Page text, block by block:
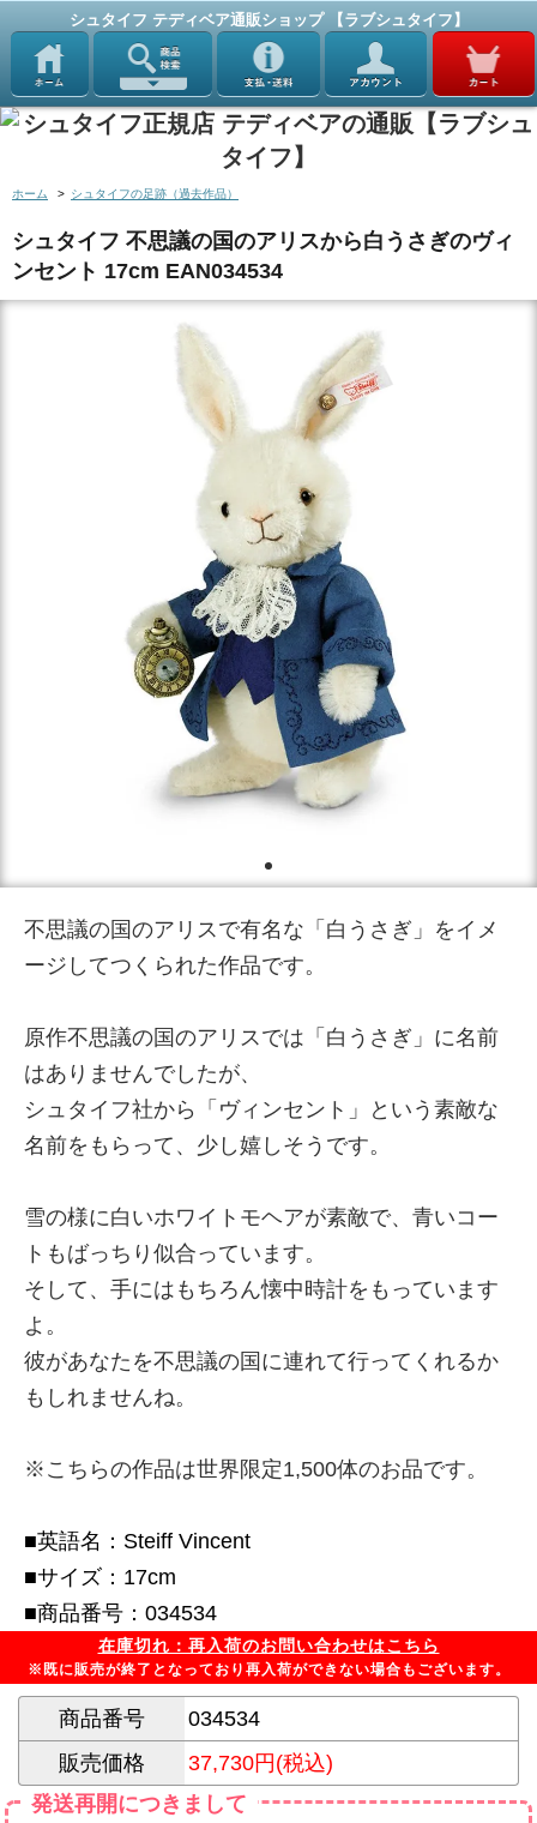
シュタイフ テディベア通販ショップ 【ラブシュタイフ】
ホーム > シュタイフの足跡（過去作品）
シュタイフ 不思議の国のアリスから白うさぎのヴィ
ンセント 17cm EAN034534
不思議の国のアリスで有名な「白うさぎ」をイメ
ージしてつくられた作品です。
原作不思議の国のアリスでは「白うさぎ」に名前
はありませんでしたが、
シュタイフ社から「ヴィンセント」という素敵な
名前をもらって、少し嬉しそうです。
雪の様に白いホワイトモヘアが素敵で、青いコー
トもばっちり似合っています。
そして、手にはもちろん懐中時計をもっています
よ。
彼があなたを不思議の国に連れて行ってくれるか
もしれませんね。
※こちらの作品は世界限定1,500体のお品です。
■英語名：Steiff Vincent
■サイズ：17cm
■商品番号：034534
在庫切れ：再入荷のお問い合わせはこちら
※既に販売が終了となっており再入荷ができない場合もございます。
商品番号
034534
販売価格
37,730円(税込)
発送再開につきまして